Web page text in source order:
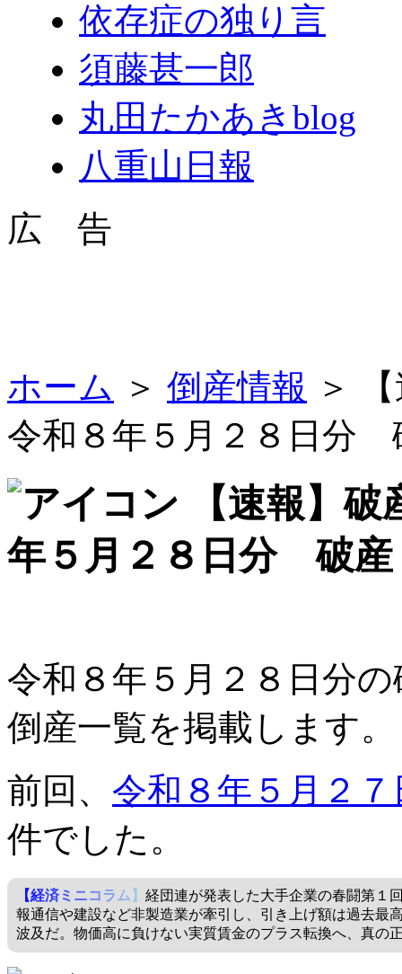
依存症の独り言
須藤甚一郎
丸田たかあきblog
八重山日報
広 告
ホーム ＞ 倒産情報 ＞
令和８年５月２８日分
【速報】
年５月２８日分 破産
令和８年５月２８日分
倒産一覧を掲載します。
前回、 令和８年５月２７
件でした。
【経済ミニコラム】 経団連が発表した大手企業の春闘第１
報通信や建設など非製造業が牽引し、引き上げ額は過去最
波及だ。物価高に負けない実質賃金のプラス転換へ、真の